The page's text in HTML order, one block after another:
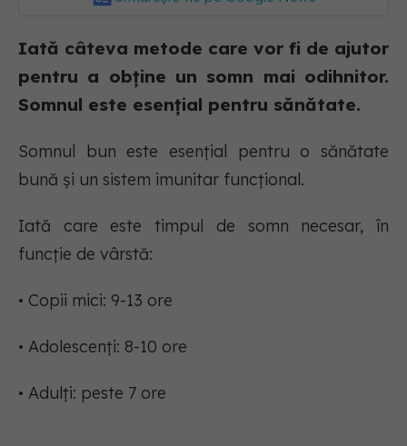
Iată câteva metode care vor fi de ajutor
pentru a obține un somn mai odihnitor.
Somnul este esențial pentru sănătate.
Somnul bun este esențial pentru o sănătate
bună și un sistem imunitar funcțional.
Iată care este timpul de somn necesar, în
funcție de vârstă:
• Copii mici: 9-13 ore
• Adolescenți: 8-10 ore
• Adulți: peste 7 ore